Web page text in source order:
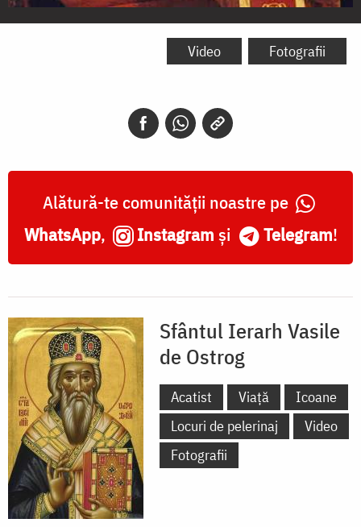
Sfântul
Video Fotografii
Alătură-te comunității noastre pe
WhatsApp, Instagram și Telegram!
Sfântul Ierarh Vasile
de Ostrog
Acatist Viață
Icoane
Locuri de pelerinaj
Video
Fotografii